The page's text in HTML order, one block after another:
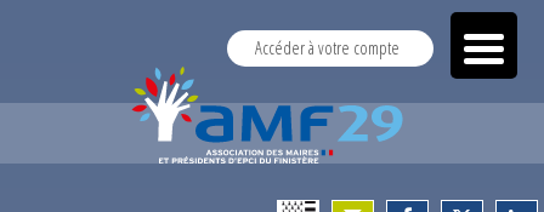
Accéder à votre compte